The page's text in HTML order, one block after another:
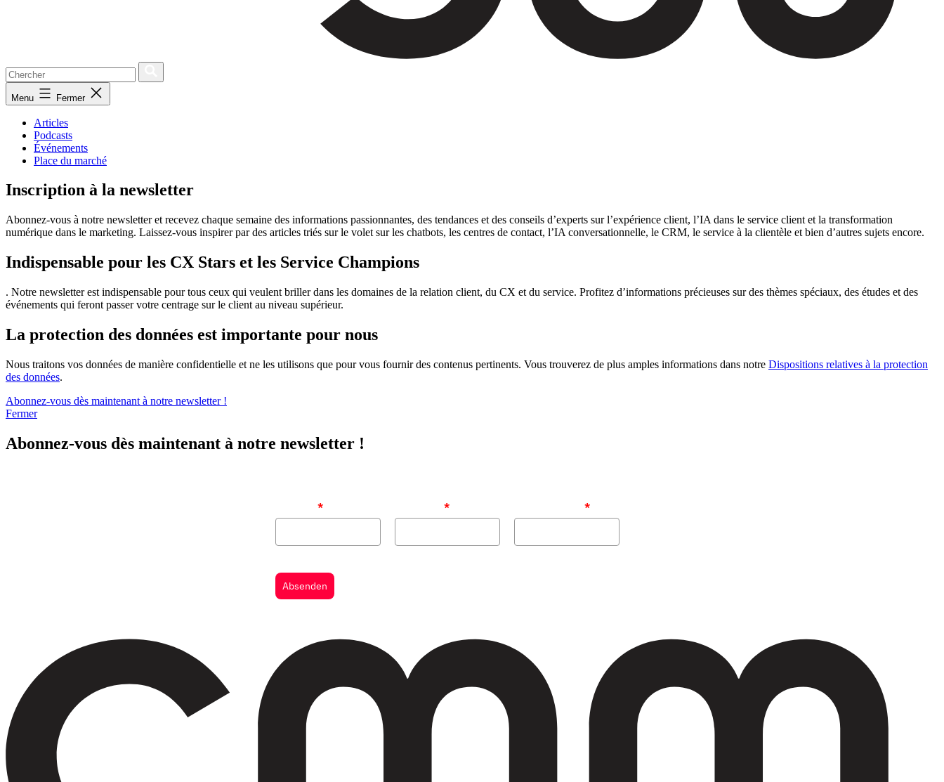
Menu Fermer
Articles
Podcasts
Événements
Place du marché
Inscription à la newsletter
Abonnez-vous à notre newsletter et recevez chaque semaine des informations passionnantes, des tendances et des conseils d’experts sur l’expérience client, l’IA dans le service client et la transformation
numérique dans le marketing. Laissez-vous inspirer par des articles triés sur le volet sur les chatbots, les centres de contact, l’IA conversationnelle, le CRM, le service à la clientèle et bien d’autres sujets encore.
Indispensable pour les CX Stars et les Service Champions
. Notre newsletter est indispensable pour tous ceux qui veulent briller dans les domaines de la relation client, du CX et du service. Profitez d’informations précieuses sur des thèmes spéciaux, des études et des
événements qui feront passer votre centrage sur le client au niveau supérieur.
La protection des données est importante pour nous
Nous traitons vos données de manière confidentielle et ne les utilisons que pour vous fournir des contenus pertinents. Vous trouverez de plus amples informations dans notre Dispositions relatives à la protection
des données.
Abonnez-vous dès maintenant à notre newsletter !
Fermer
Abonnez-vous dès maintenant à notre newsletter !
* * *
Absenden